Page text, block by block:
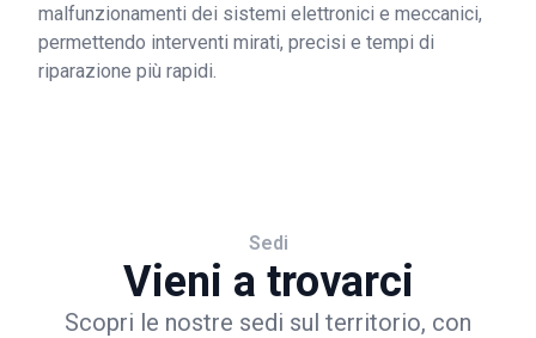
malfunzionamenti dei sistemi elettronici e meccanici,
permettendo interventi mirati, precisi e tempi di
riparazione più rapidi.
Sedi
Vieni a trovarci
Scopri le nostre sedi sul territorio, con